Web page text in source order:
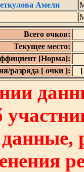
Амели
Всего очков:
Текущее место:
[Норма]:
разряда [ очки ]: